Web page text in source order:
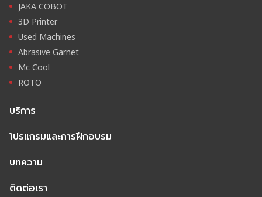
JAKA COBOT
3D Printer
Used Machines
Abrasive Garnet
Mc Cool
ROTO
บริการ
โปรแกรมและการฝึกอบรม
บทความ
ติดต่อเรา